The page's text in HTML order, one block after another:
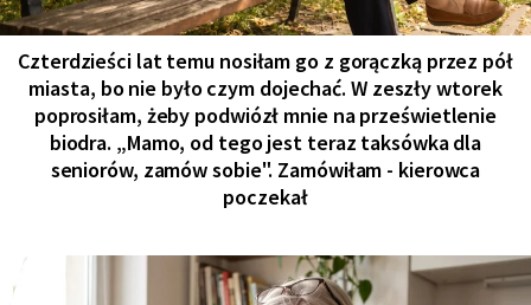
Czterdzieści lat temu nosiłam go z gorączką przez pół
miasta, bo nie było czym dojechać. W zeszły wtorek
poprosiłam, żeby podwiózł mnie na prześwietlenie
biodra. „Mamo, od tego jest teraz taksówka dla
seniorów, zamów sobie". Zamówiłam - kierowca
poczekał